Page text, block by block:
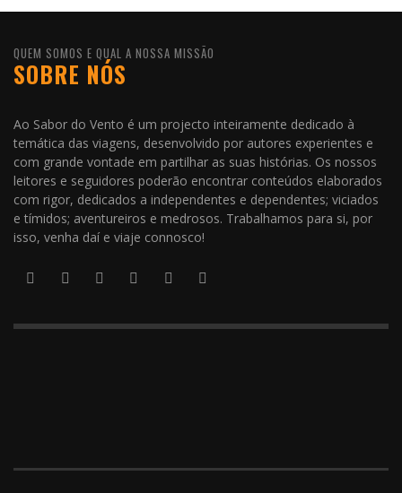
QUEM SOMOS E QUAL A NOSSA MISSÃO
SOBRE NÓS
Ao Sabor do Vento é um projecto inteiramente dedicado à
temática das viagens, desenvolvido por autores experientes e
com grande vontade em partilhar as suas histórias. Os nossos
leitores e seguidores poderão encontrar conteúdos elaborados
com rigor, dedicados a independentes e dependentes; viciados
e tímidos; aventureiros e medrosos. Trabalhamos para si, por
isso, venha daí e viaje connosco!